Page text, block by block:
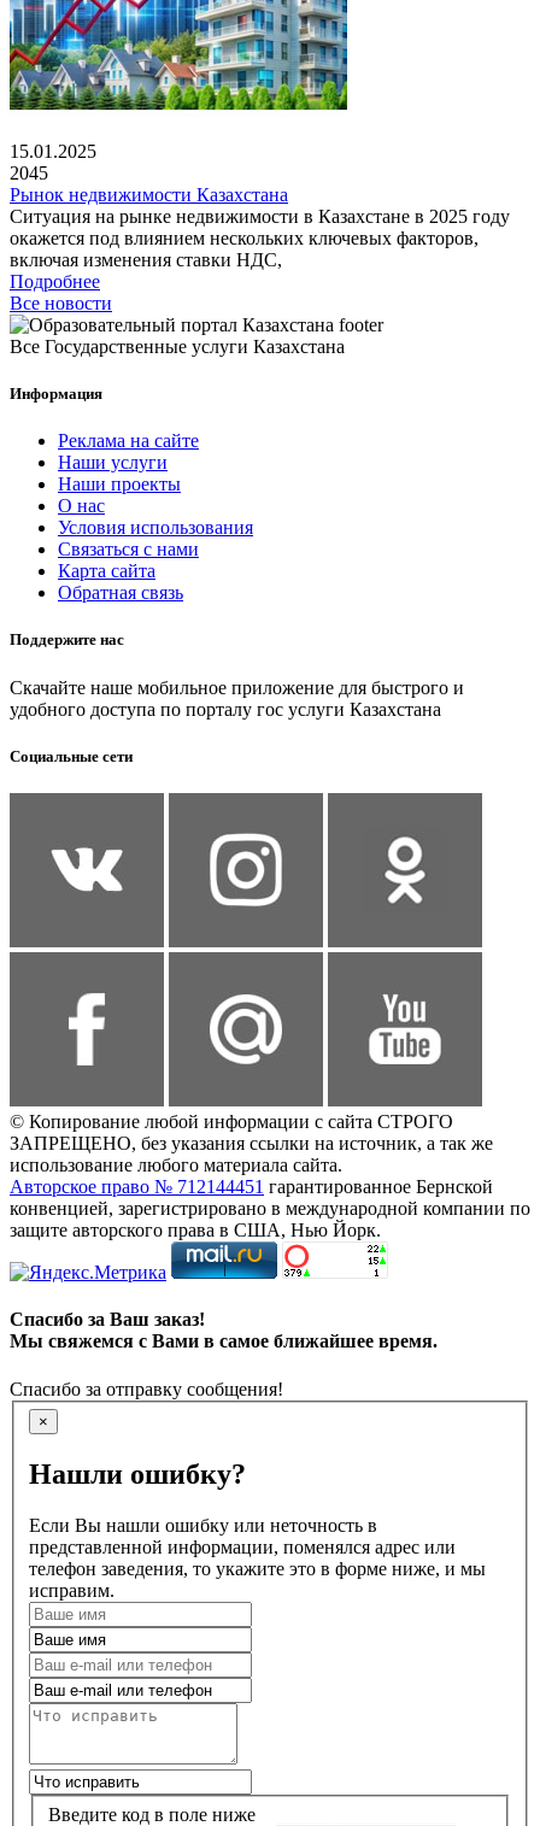
15.01.2025
2045
Рынок недвижимости Казахстана
Ситуация на рынке недвижимости в Казахстане в 2025 году
окажется под влиянием нескольких ключевых факторов,
включая изменения ставки НДС,
Подробнее
Все новости
Все Государственные услуги Казахстана
Информация
Реклама на сайте
Наши услуги
Наши проекты
О нас
Условия использования
Связаться с нами
Карта сайта
Обратная связь
Поддержите нас
Скачайте наше мобильное приложение для быстрого и
удобного доступа по порталу гос услуги Казахстана
Социальные сети
© Копирование любой информации с сайта СТРОГО
ЗАПРЕЩЕНО, без указания ссылки на источник, а так же
использование любого материала сайта.
Авторское право № 712144451 гарантированное Бернской
конвенцией, зарегистрировано в международной компании по
защите авторского права в США, Нью Йорк.
Спасибо за Ваш заказ!
Мы свяжемся с Вами в самое ближайшее время.
Спасибо за отправку сообщения!
×
Нашли ошибку?
Если Вы нашли ошибку или неточность в
представленной информации, поменялся адрес или
телефон заведения, то укажите это в форме ниже, и мы
исправим.
Введите код в поле ниже